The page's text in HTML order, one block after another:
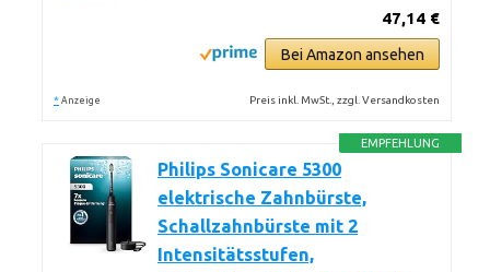
47,14 €
Bei Amazon ansehen
* Anzeige Preis inkl. MwSt., zzgl. Versandkosten
EMPFEHLUNG
Philips Sonicare 5300
elektrische Zahnbürste,
Schallzahnbürste mit 2
Intensitätsstufen,